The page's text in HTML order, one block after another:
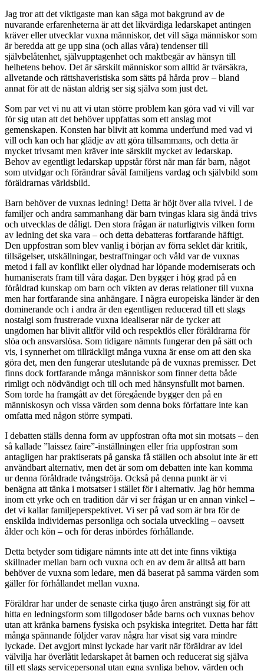
Jag tror att det viktigaste man kan säga mot bakgrund av de
nuvarande erfarenheterna är att det likvärdiga ledarskapet antingen
kräver eller utvecklar vuxna människor, det vill säga människor som
är beredda att ge upp sina (och allas våra) tendenser till
självbelåtenhet, självupptagenhet och maktbegär av hänsyn till
helhetens behov. Det är särskilt människor som alltid är tvärsäkra,
allvetande och rättshaveristiska som sätts på hårda prov – bland
annat för att de nästan aldrig ser sig själva som just det.
Som par vet vi nu att vi utan större problem kan göra vad vi vill var
för sig utan att det behöver uppfattas som ett anslag mot
gemenskapen. Konsten har blivit att komma underfund med vad vi
vill och kan och har glädje av att göra tillsammans, och detta är
mycket trivsamt men kräver inte särskilt mycket av ledarskap.
Behov av egentligt ledarskap uppstår först när man får barn, något
som utvidgar och förändrar såväl familjens vardag och självbild som
föräldrarnas världsbild.
Barn behöver de vuxnas ledning! Detta är höjt över alla tvivel. I de
familjer och andra sammanhang där barn tvingas klara sig ändå trivs
och utvecklas de dåligt. Den stora frågan är naturligtvis vilken form
av ledning det ska vara – och detta debatteras fortfarande häftigt.
Den uppfostran som blev vanlig i början av förra seklet där kritik,
tillsägelser, utskällningar, bestraffningar och våld var de vuxnas
metod i fall av konflikt eller olydnad har löpande moderniserats och
humaniserats fram till våra dagar. Den bygger i hög grad på en
föråldrad kunskap om barn och vikten av deras relationer till vuxna
men har fortfarande sina anhängare. I några europeiska länder är den
dominerande och i andra är den egentligen reducerad till ett slags
nostalgi som frustrerade vuxna idealiserar när de tycker att
ungdomen har blivit alltför vild och respektlös eller föräldrarna för
slöa och ansvarslösa. Som tidigare nämnts fungerar den på sätt och
vis, i synnerhet om tillräckligt många vuxna är ense om att den ska
göra det, men den fungerar uteslutande på de vuxnas premisser. Det
finns dock fortfarande många människor som finner detta både
rimligt och nödvändigt och till och med hänsynsfullt mot barnen.
Som torde ha framgått av det föregående bygger den på en
människosyn och vissa värden som denna boks författare inte kan
omfatta med någon större sympati.
I debatten ställs denna form av uppfostran ofta mot sin motsats – den
så kallade ”laissez faire”-inställningen eller fria uppfostran som
antagligen har praktiserats på ganska få ställen och absolut inte är ett
användbart alternativ, men det är som om debatten inte kan komma
ur denna föråldrade tvångströja. Också på denna punkt är vi
benägna att tänka i motsatser i stället för i alternativ. Jag hör hemma
inom ett yrke och en tradition där vi ser frågan ur en annan vinkel –
det vi kallar familjeperspektivet. Vi ser på vad som är bra för de
enskilda individernas personliga och sociala utveckling – oavsett
ålder och kön – och för deras inbördes förhållande.
Detta betyder som tidigare nämnts inte att det inte finns viktiga
skillnader mellan barn och vuxna och en av dem är alltså att barn
behöver de vuxna som ledare, men då baserat på samma värden som
gäller för förhållandet mellan vuxna.
Föräldrar har under de senaste cirka tjugo åren ansträngt sig för att
hitta en ledningsform som tillgodoser både barns och vuxnas behov
utan att kränka barnens fysiska och psykiska integritet. Detta har fått
många spännande följder varav några har visat sig vara mindre
lyckade. Det avgjort minst lyckade har varit när föräldrar av idel
välvilja har överlåtit ledarskapet åt barnen och reducerat sig själva
till ett slags servicepersonal utan egna synliga behov, värden och